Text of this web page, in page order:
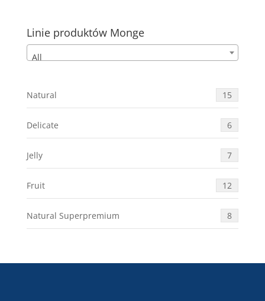
Linie produktów Monge
All
Natural 15
Delicate 6
Jelly 7
Fruit 12
Natural Superpremium 8